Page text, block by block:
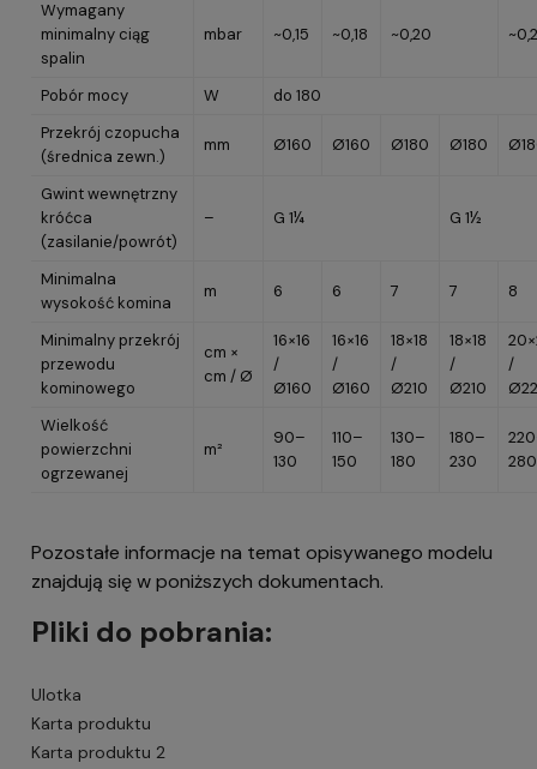
Wymagany
minimalny ciąg
spalin
mbar ~0,15 ~0,18 ~0,20
Pobór mocy W
do 180
Przekrój czopucha
(średnica zewn.)
mm Ø160 Ø160 Ø180 Ø180
Gwint wewnętrzny
króćca
(zasilanie/powrót)
– G 1¼ G 1½
Minimalna
wysokość komina
m 6 6 7 7 8
Minimalny przekrój
przewodu
kominowego
cm ×
cm / Ø
16×16
/
Ø160
16×16
/
Ø160
18×18
/
Ø210
18×18
/
Ø210
/
Wielkość
powierzchni
ogrzewanej
m²
90–
130
110–
150
130–
180
180–
230
280
Pozostałe informacje na temat opisywanego modelu
znajdują się w poniższych dokumentach.
Pliki do pobrania:
Ulotka
Karta produktu
Karta produktu 2